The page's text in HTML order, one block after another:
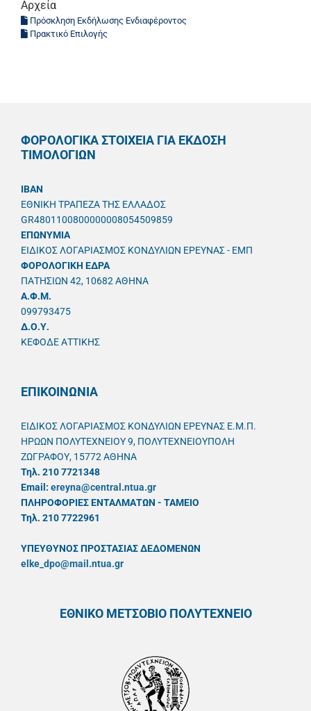
Αρχεία
Πρόσκληση Εκδήλωσης Ενδιαφέροντος
Πρακτικό Επιλογής
ΦΟΡΟΛΟΓΙΚΑ ΣΤΟΙΧΕΙΑ ΓΙΑ ΕΚΔΟΣΗ
ΤΙΜΟΛΟΓΙΩΝ
IBAN
ΕΘΝΙΚΗ ΤΡΑΠΕΖΑ ΤΗΣ ΕΛΛΑΔΟΣ
GR4801100800000008054509859
ΕΠΩΝΥΜΙΑ
ΕΙΔΙΚΟΣ ΛΟΓΑΡΙΑΣΜΟΣ ΚΟΝΔΥΛΙΩΝ ΕΡΕΥΝΑΣ - ΕΜΠ
ΦΟΡΟΛΟΓΙΚΗ ΕΔΡΑ
ΠΑΤΗΣΙΩΝ 42, 10682 ΑΘΗΝΑ
A.Φ.Μ.
099793475
Δ.Ο.Υ.
ΚΕΦΟΔΕ ΑΤΤΙΚΗΣ
ΕΠΙΚΟΙΝΩΝΙΑ
ΕΙΔΙΚΟΣ ΛΟΓΑΡΙΑΣΜΟΣ ΚΟΝΔΥΛΙΩΝ ΕΡΕΥΝΑΣ Ε.Μ.Π.
ΗΡΩΩΝ ΠΟΛΥΤΕΧΝΕΙΟΥ 9, ΠΟΛΥΤΕΧΝΕΙΟΥΠΟΛΗ
ΖΩΓΡΑΦΟΥ, 15772 ΑΘΗΝΑ
Τηλ. 210 7721348
Email: ereyna@central.ntua.gr
ΠΛΗΡΟΦΟΡΙΕΣ ΕΝΤΑΛΜΑΤΩΝ - ΤΑΜΕΙΟ
Τηλ. 210 7722961
ΥΠΕΥΘYΝΟΣ ΠΡΟΣΤΑΣΙΑΣ ΔΕΔΟΜΕΝΩΝ
elke_dpo@mail.ntua.gr
ΕΘΝΙΚΟ ΜΕΤΣΟΒΙΟ ΠΟΛΥΤΕΧΝΕΙΟ